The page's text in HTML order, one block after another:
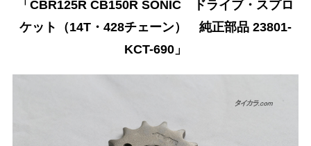
「CBR125R CB150R SONIC ドライブ・スプロ
ケット（14T・428チェーン） 純正部品 23801-
KCT-690」